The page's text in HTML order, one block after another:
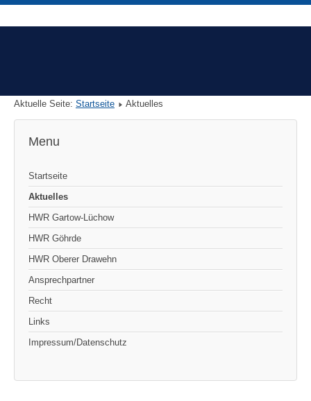
Aktuelle Seite: Startseite Aktuelles
Menu
Startseite
Aktuelles
HWR Gartow-Lüchow
HWR Göhrde
HWR Oberer Drawehn
Ansprechpartner
Recht
Links
Impressum/Datenschutz